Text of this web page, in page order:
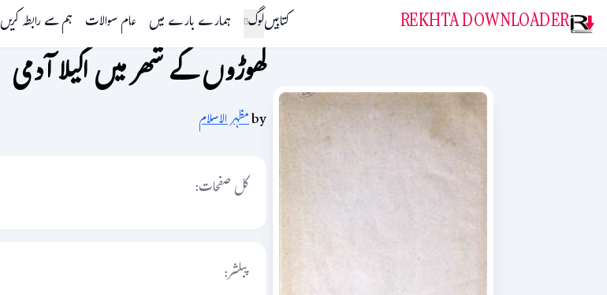
REKHTA DOWNLOADER کتابیںلوگ ہمارے بارے میں عام سوالات ہم سے رابطہ کریں
گھوڑوں کے شھر میں اکیلا آدمی
byمظہر الاسلام
کل صفحات:
پبلشر: